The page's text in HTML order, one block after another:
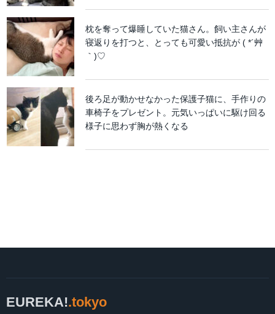
枕を奪って爆睡していた猫さん。飼い主さんが
寝返りを打つと、とっても可愛い抵抗が ( *´艸
｀)♡
後ろ足が動かせなかった保護子猫に、手作りの
車椅子をプレゼント。元気いっぱいに駆け回る
様子に思わず胸が熱くなる
EUREKA!.tokyo